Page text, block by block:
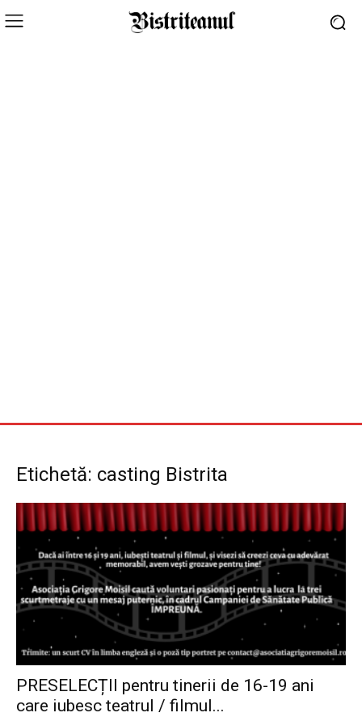
Etichetă: casting Bistrita
PRESELECȚII pentru tinerii de 16-19 ani
care iubesc teatrul / filmul...